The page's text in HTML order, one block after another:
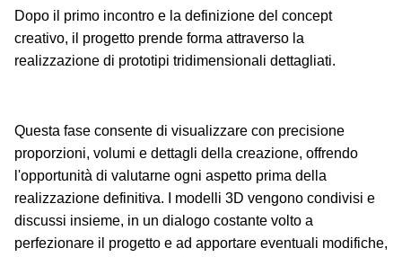
Dopo il primo incontro e la definizione del concept
creativo, il progetto prende forma attraverso la
realizzazione di prototipi tridimensionali dettagliati.
Questa fase consente di visualizzare con precisione
proporzioni, volumi e dettagli della creazione, offrendo
l'opportunità di valutarne ogni aspetto prima della
realizzazione definitiva. I modelli 3D vengono condivisi e
discussi insieme, in un dialogo costante volto a
perfezionare il progetto e ad apportare eventuali modifiche,